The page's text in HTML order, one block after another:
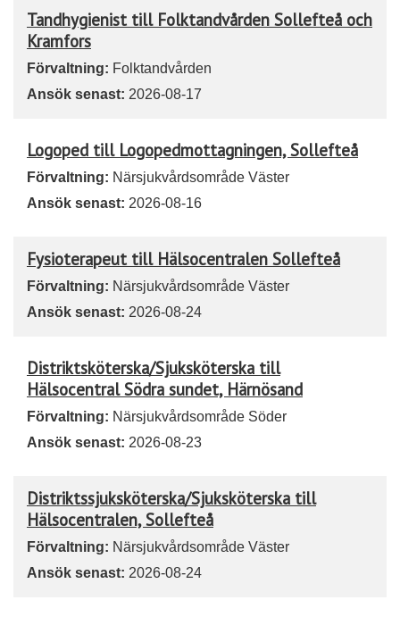
Tandhygienist till Folktandvården Sollefteå och
Kramfors
Förvaltning: Folktandvården
Ansök senast: 2026-08-17
Logoped till Logopedmottagningen, Sollefteå
Förvaltning: Närsjukvårdsområde Väster
Ansök senast: 2026-08-16
Fysioterapeut till Hälsocentralen Sollefteå
Förvaltning: Närsjukvårdsområde Väster
Ansök senast: 2026-08-24
Distriktsköterska/Sjuksköterska till
Hälsocentral Södra sundet, Härnösand
Förvaltning: Närsjukvårdsområde Söder
Ansök senast: 2026-08-23
Distriktssjuksköterska/Sjuksköterska till
Hälsocentralen, Sollefteå
Förvaltning: Närsjukvårdsområde Väster
Ansök senast: 2026-08-24